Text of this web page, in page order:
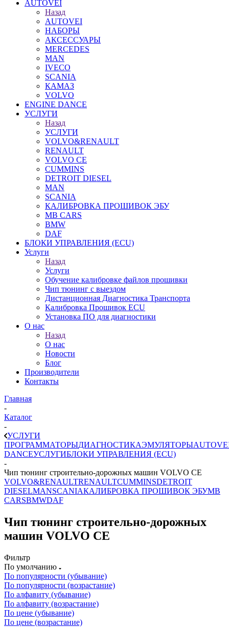
AUTOVEI
Назад
AUTOVEI
НАБОРЫ
АКСЕССУАРЫ
MERCEDES
MAN
IVECO
SCANIA
КАМАЗ
VOLVO
ENGINE DANCE
УСЛУГИ
Назад
УСЛУГИ
VOLVO&RENAULT
RENAULT
VOLVO CE
CUMMINS
DETROIT DIESEL
MAN
SCANIA
КАЛИБРОВКА ПРОШИВОК ЭБУ
MB CARS
BMW
DAF
БЛОКИ УПРАВЛЕНИЯ (ECU)
Услуги
Назад
Услуги
Обучение калибровке файлов прошивки
Чип тюнинг с выездом
Дистанционная Диагностика Транспорта
Калибровка Прошивок ECU
Установка ПО для диагностики
О нас
Назад
О нас
Новости
Блог
Производители
Контакты
Главная
-
Каталог
-
УСЛУГИ
ПРОГРАММАТОРЫДИАГНОСТИКАЭМУЛЯТОРЫ
DANCEУСЛУГИБЛОКИ УПРАВЛЕНИЯ (ECU)
-
Чип тюнинг строительно-дорожных машин VOLVO CE
VOLVO&RENAULTRENAULTCUMMINSDETROIT
DIESELMANSCANIAКАЛИБРОВКА ПРОШИВОК ЭБУMB
CARSBMWDAF
Чип тюнинг строительно-дорожных
машин VOLVO CE
Фильтр
По умолчанию
По популярности (убывание)
По популярности (возрастание)
По алфавиту (убывание)
По алфавиту (возрастание)
По цене (убывание)
По цене (возрастание)